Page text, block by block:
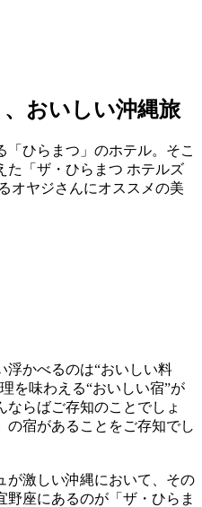
おいしい沖縄旅
ひらまつ」のホテル。そこ
た「ザ・ひらまつ ホテルズ
オヤジさんにオススメの美
浮かべるのは“おいしい料
を味わえる“おいしい宿”が
ならばご存知のことでしょ
の宿があることをご存知でし
が激しい沖縄において、その
座にあるのが「ザ・ひらま